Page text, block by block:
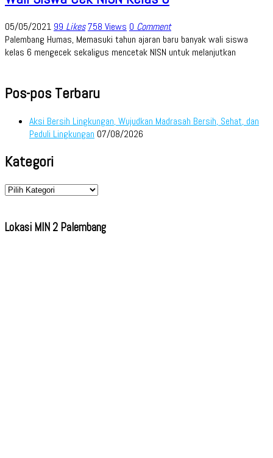
05/05/2021 99 Likes 758 Views 0 Comment
Palembang Humas, Memasuki tahun ajaran baru banyak wali siswa
kelas 6 mengecek sekaligus mencetak NISN untuk melanjutkan
Pos-pos Terbaru
Aksi Bersih Lingkungan, Wujudkan Madrasah Bersih, Sehat, dan
Peduli Lingkungan 07/08/2026
Kategori
Kategori
Lokasi MIN 2 Palembang